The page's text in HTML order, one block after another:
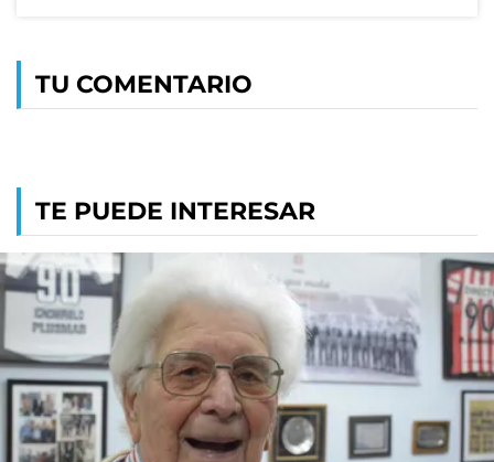
TU COMENTARIO
TE PUEDE INTERESAR